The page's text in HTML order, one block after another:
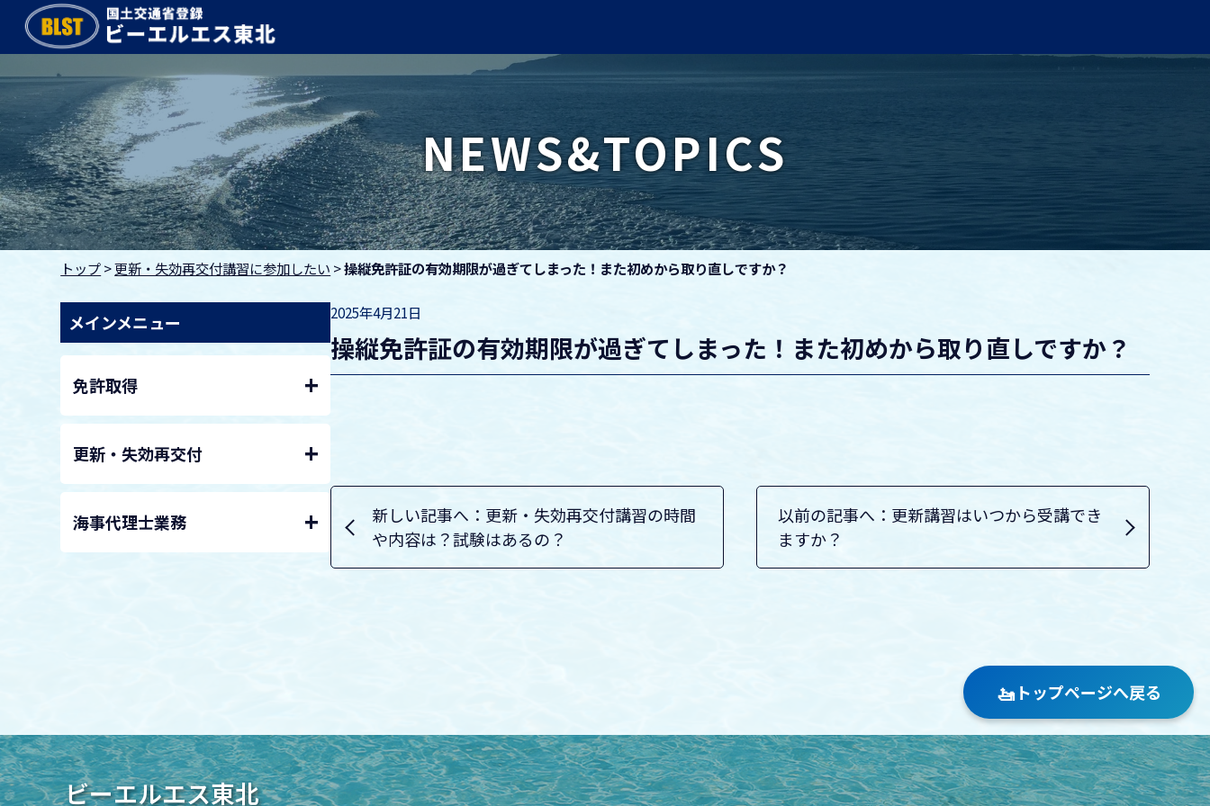
NEWS&TOPICS
トップ>更新・失効再交付講習に参加したい >操縦免許証の有効期限が過ぎてしまった！また初めから取り直しですか？
2025年4月21日
操縦免許証の有効期限が過ぎてしまった！また初めから取り直しですか？
新しい記事へ：更新・失効再交付講習の時間
や内容は？試験はあるの？
以前の記事へ：更新講習はいつから受講でき
ますか？
メインメニュー
免許取得 +
更新・失効再交付 +
海事代理士業務 +
🚤トップページへ戻る
ビーエルエス東北